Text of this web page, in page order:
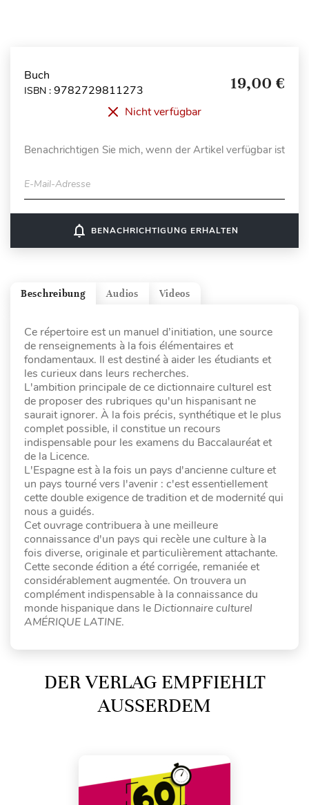
Buch
ISBN : 9782729811273 19,00 €
Nicht verfügbar
Benachrichtigen Sie mich, wenn der Artikel verfügbar ist
E-Mail-Adresse
notifications_none BENACHRICHTIGUNG ERHALTEN
Videos
Audios
Beschreibung
Ce répertoire est un manuel d’initiation, une source
de renseignements à la fois élémentaires et
fondamentaux. Il est destiné à aider les étudiants et
les curieux dans leurs recherches.
L'ambition principale de ce dictionnaire culturel est
de proposer des rubriques qu'un hispanisant ne
saurait ignorer. À la fois précis, synthétique et le plus
complet possible, il constitue un recours
indispensable pour les examens du Baccalauréat et
de la Licence.
L'Espagne est à la fois un pays d'ancienne culture et
un pays tourné vers l'avenir : c'est essentiellement
cette double exigence de tradition et de modernité qui
nous a guidés.
Cet ouvrage contribuera à une meilleure
connaissance d'un pays qui recèle une culture à la
fois diverse, originale et particulièrement attachante.
Cette seconde édition a été corrigée, remaniée et
considérablement augmentée. On trouvera un
complément indispensable à la connaissance du
monde hispanique dans le Dictionnaire culturel
AMÉRIQUE LATINE.
DER VERLAG EMPFIEHLT
AUSSERDEM